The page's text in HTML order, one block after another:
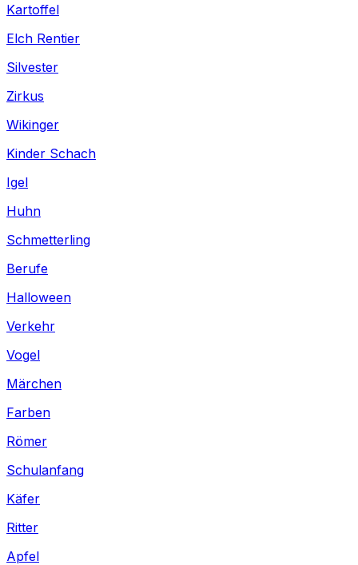
Kartoffel
Elch Rentier
Silvester
Zirkus
Wikinger
Kinder Schach
Igel
Huhn
Schmetterling
Berufe
Halloween
Verkehr
Vogel
Märchen
Farben
Römer
Schulanfang
Käfer
Ritter
Apfel